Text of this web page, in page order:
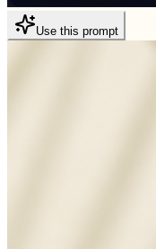
Use this prompt